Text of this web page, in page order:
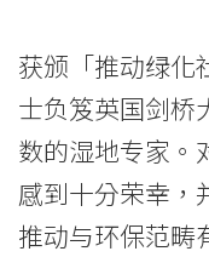
院
消
息
获颁「推动绿化
士负笈英国剑桥
数的湿地专家。
感到十分荣幸，
推动与环保范畴